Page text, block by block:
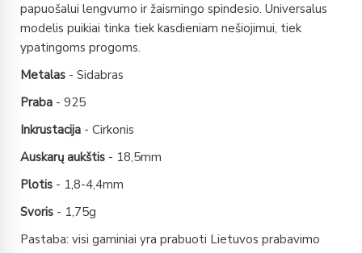
papuošalui lengvumo ir žaismingo spindesio. Universalus
modelis puikiai tinka tiek kasdieniam nešiojimui, tiek
ypatingoms progoms.
Metalas - Sidabras
Praba - 925
Inkrustacija - Cirkonis
Auskarų aukštis - 18,5mm
Plotis - 1,8-4,4mm
Svoris - 1,75g
Pastaba: visi gaminiai yra prabuoti Lietuvos prabavimo